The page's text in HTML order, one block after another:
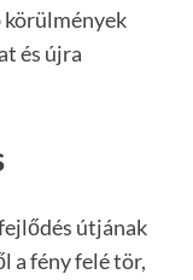
körülmények
és újra
útjának
a fény felé tör,